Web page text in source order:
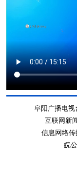
阜阳广播电视
互联网新
信息网络传
皖